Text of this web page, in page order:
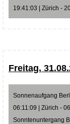
19:41:03 | Zürich -
Freitag,
Sonnenaufgang
06:11:09 | Zürich -
Sonntenuntergang